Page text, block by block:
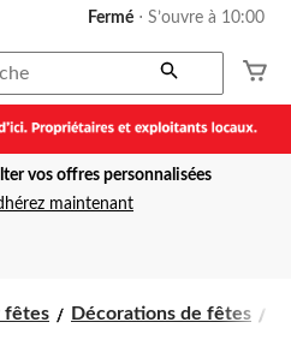
préféré
Lethbridge,
Party
City,
courament
Fermé,
pour
Fermé ⋅ S’ouvre à 10:00
vos offres personnalisées
maintenant
fêtes Décorations de fêtes